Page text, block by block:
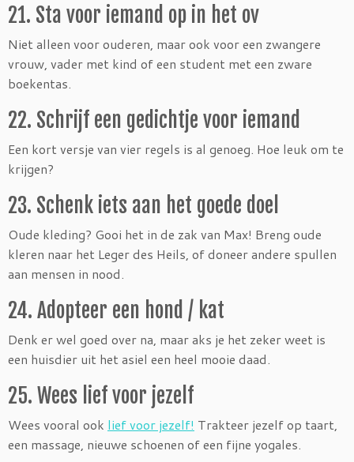
21. Sta voor iemand op in het ov
Niet alleen voor ouderen, maar ook voor een zwangere
vrouw, vader met kind of een student met een zware
boekentas.
22. Schrijf een gedichtje voor iemand
Een kort versje van vier regels is al genoeg. Hoe leuk om te
krijgen?
23. Schenk iets aan het goede doel
Oude kleding? Gooi het in de zak van Max! Breng oude
kleren naar het Leger des Heils, of doneer andere spullen
aan mensen in nood.
24. Adopteer een hond / kat
Denk er wel goed over na, maar aks je het zeker weet is
een huisdier uit het asiel een heel mooie daad.
25. Wees lief voor jezelf
Wees vooral ook lief voor jezelf! Trakteer jezelf op taart,
een massage, nieuwe schoenen of een fijne yogales.